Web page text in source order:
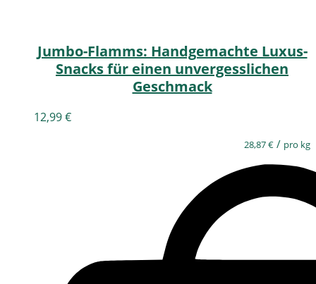
Jumbo-Flamms: Handgemachte Luxus-
Snacks für einen unvergesslichen
Geschmack
12,99€
28,87€ / pro kg